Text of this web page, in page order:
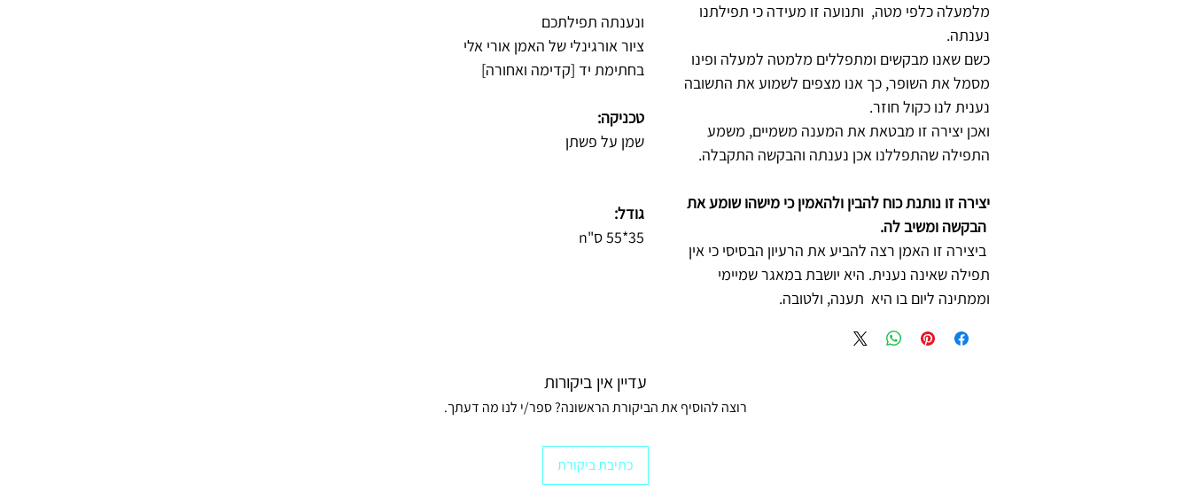
ונענתה תפילתכם
ציור אורגינלי של האמן אורי אלי
בחתימת יד [קדימה ואחורה]
טכניקה:
שמן על פשתן
גודל:
35*55 ס"n
מלמעלה כלפי מטה, ותנועה זו מעידה כי תפילתנו
נענתה.
כשם שאנו מבקשים ומתפללים מלמטה למעלה ופינו
מסמל את השופר, כך אנו מצפים לשמוע את התשובה
נענית לנו כקול חוזר.
ואכן יצירה זו מבטאת את המענה משמיים, משמע
התפילה שהתפללנו אכן נענתה והבקשה התקבלה.
יצירה זו נותנת כוח להבין ולהאמין כי מישהו שומע את
הבקשה ומשיב לה.
ביצירה זו האמן רצה להביע את הרעיון הבסיסי כי אין
תפילה שאינה נענית. היא יושבת במאגר שמיימי
וממתינה ליום בו היא תענה, ולטובה.
עדיין אין ביקורות
רוצה להוסיף את הביקורת הראשונה? ספר/י לנו מה דעתך.
כתיבת ביקורת